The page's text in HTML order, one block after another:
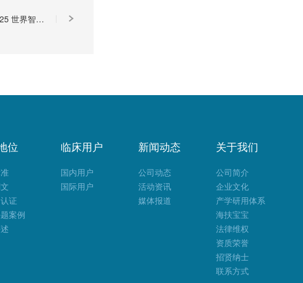
业博览会
位
证
案例
临床用户
国内用户
国际用户
新闻动态
公司动态
活动资讯
媒体报道
关于我们
公司简介
企业文化
产学研用体系
海扶宝宝
法律维权
资质荣誉
招贤纳士
联系方式